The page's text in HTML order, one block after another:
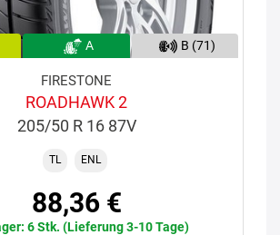
A B (71)
FIRESTONE
ROADHAWK 2
205/50 R 16 87V
TL ENL
88,36 €
6 Stk. (Lieferung 3-10 Tage)